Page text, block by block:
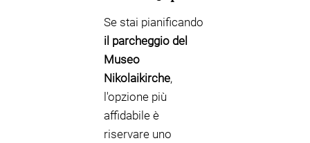
Se stai pianificando
il parcheggio del
Museo
Nikolaikirche,
l'opzione più
affidabile è
riservare uno